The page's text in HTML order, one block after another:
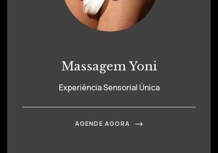
Massagem Yoni
Experiência Sensorial Única
AGENDE AGORA